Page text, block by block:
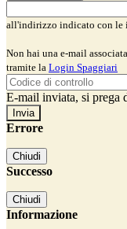
all'indirizzo indicato con le
Non hai una e-mail
tramite la Login Spaggiari
E-mail inviata, si prega
Errore
Chiudi
Successo
Chiudi
Informazione